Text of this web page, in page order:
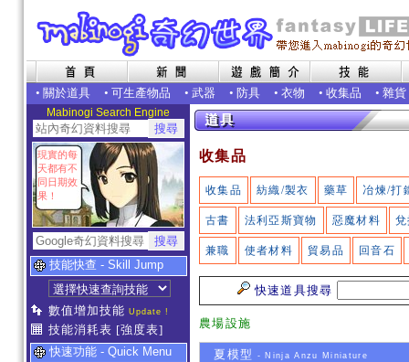
• 關於道具 • 可生產物品 • 武器 • 防具 • 衣物 • 收集品 • 雜貨
Mabinogi Search Engine
現實的每
天都有不
同日期效
果！
技能快查 - Skill Jump
數值增加技能 Update !
技能消耗表 [強度表]
快速功能 - Quick Menu
收集品
收集品 紡織/製衣 藥草 冶煉/打
古書 法利亞斯寶物 惡魔材料
兼職 使者材料 貿易品 回音石
快速道具搜尋
農場設施
夏模型 - Ninja Anzu Miniature